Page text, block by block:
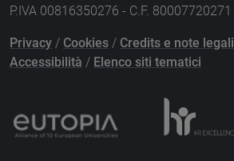
P.IVA 00816350276 - C.F. 80007720271
Privacy / Cookies / Credits e note legali
Accessibilità / Elenco siti tematici